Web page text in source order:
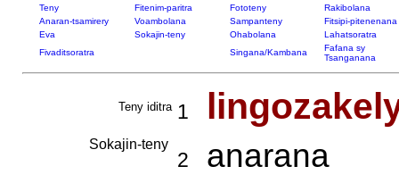
Teny Fitenim-paritra Fototeny
Rakibolana
Anaran-tsamirery
Voambolana Sampanteny
Fitsipi-pitenenana
Eva
Sokajin-teny Ohabolana
Lahatsoratra
Fivaditsoratra
Singana/Kambana
Fafana sy
Tsanganana
Teny iditra 1
Sokajin-teny
2 anarana